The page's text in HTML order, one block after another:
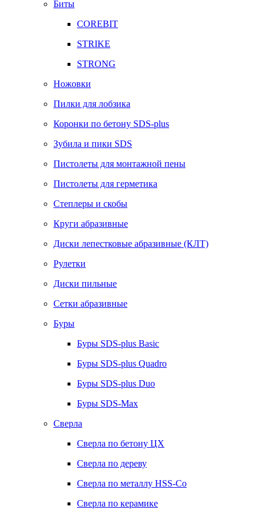
Биты
COREBIT
STRIKE
STRONG
Ножовки
Пилки для лобзика
Коронки по бетону SDS-plus
Зубила и пики SDS
Пистолеты для монтажной пены
Пистолеты для герметика
Степлеры и скобы
Круги абразивные
Диски лепестковые абразивные (КЛТ)
Рулетки
Диски пильные
Сетки абразивные
Буры
Буры SDS-plus Basic
Буры SDS-plus Quadro
Буры SDS-plus Duo
Буры SDS-Max
Сверла
Сверла по бетону ЦХ
Сверла по дереву
Сверла по металлу HSS-Co
Сверла по керамике